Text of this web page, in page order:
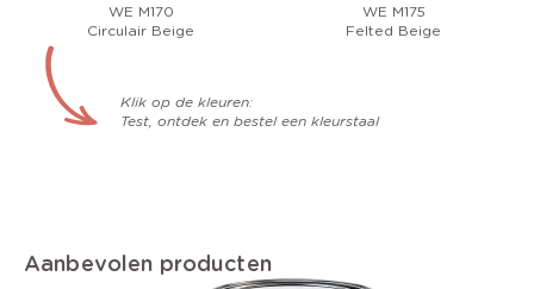
WE M170
Circulair Beige
WE M175
Felted Beige
Klik op de kleuren:
Test, ontdek en bestel een kleurstaal
Aanbevolen producten